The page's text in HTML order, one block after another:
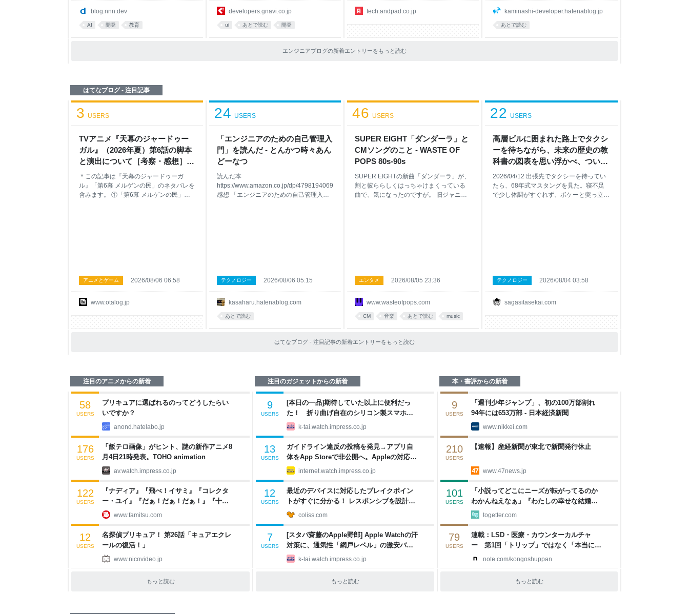
blog.nnn.dev
正答率の関係について、少し説明しま
す。 現在、N高等学校・S高等学校・R高
AI 開発 教育
developers.gnavi.co.jp
日本と違うということでした。 細部の心
地よさや操作の気持ちよさが、特別なこ
例が、触覚フィードバック（ハプティク
ui あとで読む 開発
tech.andpad.co.jp
の引用です。 AWS wasn't "down."
kaminashi-developer.hatenablog.jp
事例紹介の他にMUFJ社やリクルート社、
KDDI社の事例紹介やパネルディスカッシ
あとで読む
エンジニアブログの新着エントリーをもっと読む
はてなブログ - 注目記事
TVアニメ『天幕のジャードゥー
ガル』（2026年夏）第6話の脚本
と演出について［考察・感想］ -
アニ録ブログ
3 USERS
www.otalog.jp
＊この記事は『天幕のジャードゥーガ
ル』「第6幕 メルゲンの民」のネタバレを
含みます。 ①「第6幕 メルゲンの民」よ
ンガらしい柔らかなタッチで描いた異色
の作品として注目されている。今回紹介
ス・カンの第三皇子オゴタイの妻・ドレ
アニメとゲーム 2026/08/06 06:58
「エンジニアのための自己管理入
門」を読んだ - とんかつ時々あん
どーなつ
24 USERS
kasaharu.hatenablog.com
読んだ本
https://www.amazon.co.jp/dp/4798194069
感想 「エンジニアのための自己管理入
うタイトルに引かれて手に取った。 この
本では、以下の 5 つの切り口で自己管理
メント タスク・タイムマネジメント アン
ガー・ストレスマネジメント スキルマネ
及する。 モチベーションマネジメント も
テクノロジー 2026/08/06 05:15
あとで読む
SUPER EIGHT「ダンダーラ」と
CMソングのこと - WASTE OF
POPS 80s-90s
46 USERS
www.wasteofpops.com
SUPER EIGHTの新曲「ダンダーラ」が、
割と彼ららしくはっちゃけまくっている
曲で、気になったのですが。 旧ジャニー
いる方です。 割としっとり目の曲が多い
人が何でこんな曲を、と思ったのです
せて、自分の「置きにいきがち」なとこ
ろから思い切り外してチャレンジしてみ
題曲にしてカラオケDAMのCMソングとし
エンタメ 2026/08/05 23:36
CM 音楽 あとで読む music
高層ビルに囲まれた路上でタクシ
ーを待ちながら、未来の歴史の教
科書の図表を思い浮かべ、ついで
に父親がスティーブ・マックィー
ンと同じタートルネックを着てい
たのを思い出したこと - 失われた
22 USERS
sagasitasekai.com
2026/04/12 出張先でタクシーを待ってい
たら、68年式マスタングを見た。寝不足
で少し体調がすぐれず、ボケーと突っ立っ
ったし、どうして？と思ったが、確かその
あたりにはフォードと合弁している会社が
するとアメリカ本国のエンジニアあたりが
テクノロジー 2026/08/04 03:58
はてなブログ - 注目記事の新着エントリーをもっと読む
注目のアニメからの新着
プリキュアに選ばれるのってどうしたらい
いですか？
58
USERS
anond.hatelabo.jp
「飯テロ画像」がヒント、謎の新作アニメ8
月4日21時発表。TOHO animation
176
USERS
av.watch.impress.co.jp
『ナディア』『飛べ！イサミ』『コレクタ
ー・ユイ』『だぁ！だぁ！だぁ！』『十二
国記』などNHKのなつかしアニメ10作品の
メ最新情報のファミ通.com
122
USERS
www.famitsu.com
名探偵プリキュア！ 第26話「キュアエクレ
ールの復活！」
12
USERS
www.nicovideo.jp
もっと読む
注目のガジェットからの新着
[本日の一品]期待していた以上に便利だっ
た！ 折り曲げ自在のシリコン製スマホス
タンド
9
USERS
k-tai.watch.impress.co.jp
ガイドライン違反の投稿を発見→アプリ自
体をApp Storeで非公開へ。Appleの対応に
賛否両論【やじうまWatch】
13
USERS
internet.watch.impress.co.jp
最近のデバイスに対応したブレイクポイン
トがすぐに分かる！ レスポンシブを設計す
る際に役立つツール -ScreenSize.net
12
USERS
coliss.com
[スタパ齋藤のApple野郎] Apple Watchの汗
対策に、通気性「網戸レベル」の激安バン
ドを試してみた
7
USERS
k-tai.watch.impress.co.jp
もっと読む
本・書評からの新着
「週刊少年ジャンプ」、初の100万部割れ
94年には653万部 - 日本経済新聞
9
USERS
www.nikkei.com
【速報】産経新聞が東北で新聞発行休止
210
USERS
www.47news.jp
「小説ってどこにニーズが転がってるのか
わかんねえなぁ」『わたしの幸せな結婚』
のド直球ざまあ系シンデレラストーリーが
む
101
USERS
togetter.com
連載：LSD・医療・カウンターカルチャ
ー 第1回「トリップ」ではなく「本当に良
い一日」のために（文筆家：木澤佐登志）
79
USERS
note.com/kongoshuppan
もっと読む